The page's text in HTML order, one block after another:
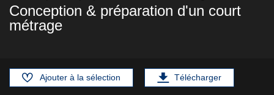
Conception & préparation d'un court
métrage
Ajouter à la sélection Télécharger